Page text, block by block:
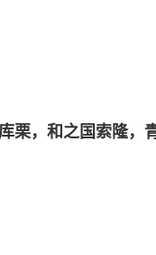
栗，和之国索隆